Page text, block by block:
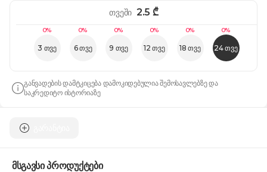
0%
3 თვე
0%
6 თვე
0%
9 თვე
0%
12 თვე
0%
18 თვე
0%
24 თვე
თვეში 2.5 ₾
განვადების დამტკიცება დამოკიდებულია შემოსავლებზე და
საკრედიტო ისტორიაზე
მსგავსი პროდუქტები